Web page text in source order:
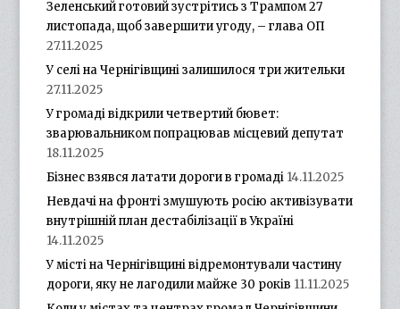
Зеленський готовий зустрітись з Трампом 27
листопада, щоб завершити угоду, – глава ОП
27.11.2025
У селі на Чернігівщині залишилося три жительки
27.11.2025
У громаді відкрили четвертий бювет:
зварювальником попрацював місцевий депутат
18.11.2025
Бізнес взявся латати дороги в громаді 14.11.2025
Невдачі на фронті змушують росію активізувати
внутрішній план дестабілізації в Україні
14.11.2025
У місті на Чернігівщині відремонтували частину
дороги, яку не лагодили майже 30 років 11.11.2025